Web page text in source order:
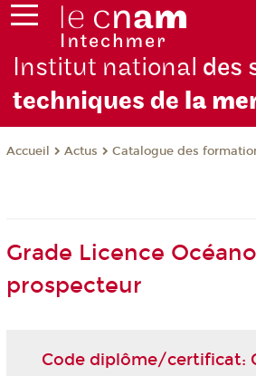
Institut national des
techniques de la
Accueil Actus Catalogue des
Grade Licence
prospecteur
Code diplôme/certificat: